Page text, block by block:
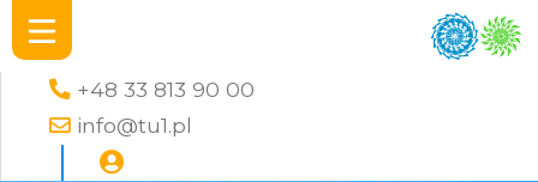
+48 33 813 90 00
info@tu1.pl